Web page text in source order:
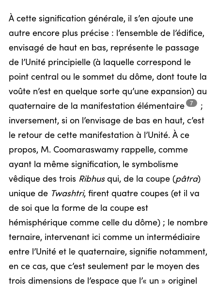
À cette signification générale, il s’en ajoute une
autre encore plus précise : l’ensemble de l’édifice,
envisagé de haut en bas, représente le passage
de l’Unité principielle (à laquelle correspond le
point central ou le sommet du dôme, dont toute la
voûte n’est en quelque sorte qu’une expansion) au
quaternaire de la manifestation élémentaire 7
;
inversement, si on l’envisage de bas en haut, c’est
le retour de cette manifestation à l’Unité. À ce
propos, M. Coomaraswamy rappelle, comme
ayant la même signification, le symbolisme
vêdique des trois Ribhusqui, de la coupe (pâtra)
unique de Twashtri, firent quatre coupes (et il va
de soi que la forme de la coupe est
hémisphérique comme celle du dôme) ; le nombre
ternaire, intervenant ici comme un intermédiaire
entre l’Unité et le quaternaire, signifie notamment,
en ce cas, que c’est seulement par le moyen des
trois dimensions de l’espace que l’« un » originel